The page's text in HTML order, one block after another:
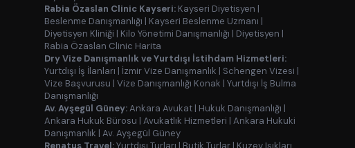
Rabia Özaslan Clinic Kayseri: Kayseri Diyetisyen |
Beslenme Danışmanlığı | Kayseri Beslenme Uzmanı |
Diyetisyen Kliniği | Kilo Yönetimi Danışmanlığı | Diyetisyen |
Rabia Özaslan Clinic Harita
Dry Vize Danışmanlık ve Yurtdışı İstihdam Hizmetleri:
Yurtdışı İş İlanları | İzmir Vize Danışmanlık | Schengen Vizesi |
Vize Başvurusu | Vize Danışmanlığı Konak | Yurtdışı İş Bulma
Danışmanlığı
Av. Ayşegül Güney:Ankara Avukat | Hukuk Danışmanlığı |
Ankara Hukuk Bürosu | Avukatlık Hizmetleri | Ankara Hukuki
Danışmanlık | Av. Ayşegül Güney
Renatus Travel:Yurtdışı Turları | Butik Turlar | Kuzey Işıkları